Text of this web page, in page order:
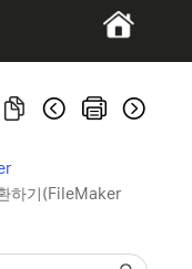
하기(FileMaker